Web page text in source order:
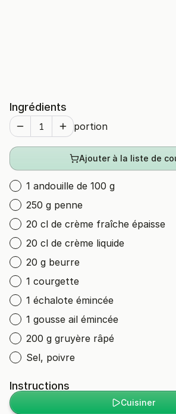
Ingrédients
portion
Ajouter à la liste de
1 andouille de 100 g
250 g penne
20 cl de crème fraîche épaisse
20 cl de crème liquide
20 g beurre
1 courgette
1 échalote émincée
1 gousse ail émincée
200 g gruyère râpé
Sel, poivre
Instructions
Cuisiner